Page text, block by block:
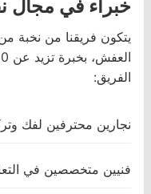
خبراء في مجال
يتكون فريقنا من نخبة
الفريق:
نجارين محترفين لفك
فنيين متخصصين في